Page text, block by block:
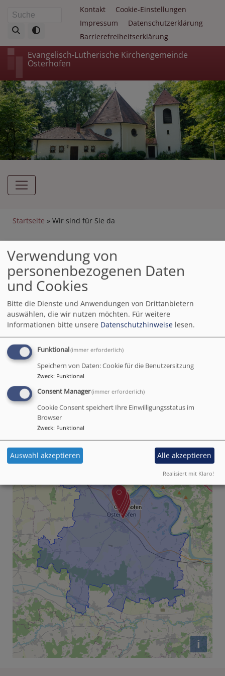
zum
Inhalt
Suche Fußbereichsmenü
Kontakt
Cookie-Einstellungen
Impressum
Datenschutzerklärung
Barrierefreiheitserklärung
Evangelisch-Lutherische Kirchengemeinde
Osterhofen
Hauptnavigation
Breadcrumb
Startseite Wir sind für Sie da
Wir sind für Sie da
Auf dieser Karte sehen Sie die Grenzen unserer
Sie erstreckt sich über eine Fläche von 173 km² und
umfasst die die politischen Gemeinden Osterhofen
(ohne Gergweis und Galgweis), Künzing und Moos.
−
i
Verwendung von
personenbezogenen Daten
und Cookies
Bitte die Dienste und Anwendungen von Drittanbietern
auswählen, die wir nutzen möchten. Für weitere
Informationen bitte unsere Datenschutzhinweise lesen.
Funktional(immer erforderlich)
Speichern von Daten: Cookie für die Benutzersitzung
Zweck: Funktional
Consent Manager(immer erforderlich)
Cookie Consent speichert Ihre Einwilligungsstatus im
Browser
Zweck: Funktional
Auswahl akzeptieren Alle akzeptieren
Realisiert mit Klaro!